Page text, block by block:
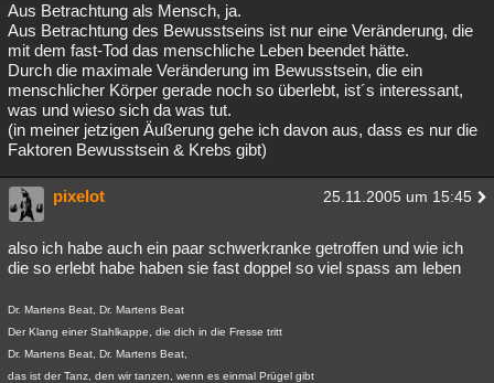
Aus Betrachtung als Mensch, ja.
Aus Betrachtung des Bewusstseins ist nur eine Veränderung, die
mit dem fast-Tod das menschliche Leben beendet hätte.
Durch die maximale Veränderung im Bewusstsein, die ein
menschlicher Körper gerade noch so überlebt, ist´s interessant,
was und wieso sich da was tut.
(in meiner jetzigen Äußerung gehe ich davon aus, dass es nur die
Faktoren Bewusstsein & Krebs gibt)
pixelot 25.11.2005 um 15:45
also ich habe auch ein paar schwerkranke getroffen und wie ich
die so erlebt habe haben sie fast doppel so viel spass am leben
Dr. Martens Beat, Dr. Martens Beat
Der Klang einer Stahlkappe, die dich in die Fresse tritt
Dr. Martens Beat, Dr. Martens Beat,
das ist der Tanz, den wir tanzen, wenn es einmal Prügel gibt